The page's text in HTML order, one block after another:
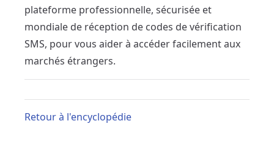
plateforme professionnelle, sécurisée et
mondiale de réception de codes de vérification
SMS, pour vous aider à accéder facilement aux
marchés étrangers.
Retour à l'encyclopédie